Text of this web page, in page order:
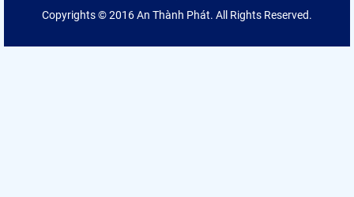
Copyrights © 2016 An Thành Phát. All Rights Reserved.